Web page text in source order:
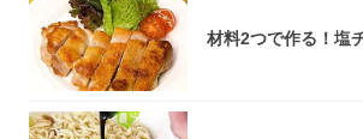
材料2つで作る！塩